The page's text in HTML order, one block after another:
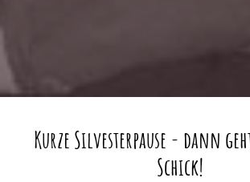
Kurze Silvesterpause - dann
Schick!